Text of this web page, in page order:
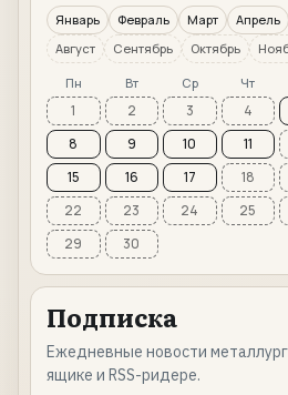
Январь Февраль Март Апрель
Август
Сентябрь Октябрь
Пн Вт Ср Чт
1 2 3 4
8
9 10 11
15
16 17 18
22
23 24 25
29
30
Подписка
Ежедневные новости
ящике и RSS-ридере.